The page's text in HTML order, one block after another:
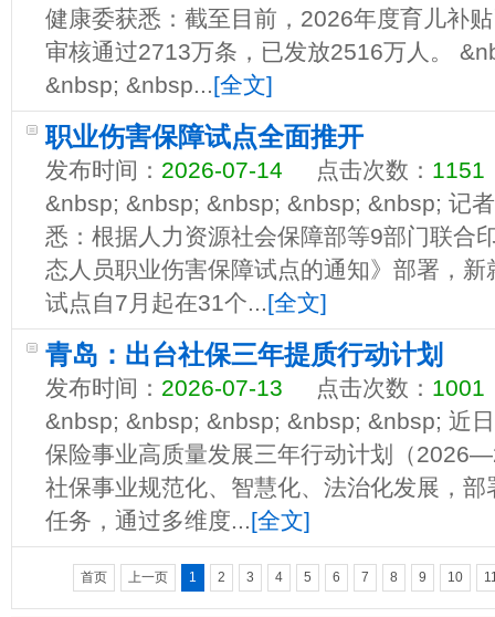
健康委获悉：截至目前，2026年度育儿补
审核通过2713万条，已发放2516万人。
&nbsp; &nbsp...[全文]
职业伤害保障试点全面推开
发布时间： 2026-07-14 点击次数： 1151
&nbsp; &nbsp; &nbsp; &nbsp; &nbsp; 记
悉：根据人力资源社会保障部等9部门联合
态人员职业伤害保障试点的通知》部署，
试点自7月起在31个...[全文]
青岛：出台社保三年提质行动计划
发布时间： 2026-07-13 点击次数： 1001
&nbsp; &nbsp; &nbsp; &nbsp; &nbsp; 近
保险事业高质量发展三年行动计划（
社保事业规范化、智慧化、法治化发展，
任务，通过多维度...[全文]
首页 上一页 1 2 3 4 5 6 7 8 9 10